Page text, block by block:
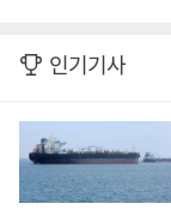
인기기사